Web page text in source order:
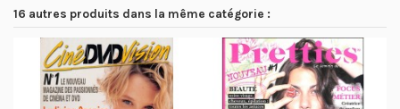
16 autres produits dans la même catégorie :